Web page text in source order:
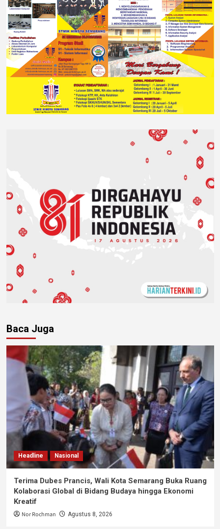
Baca Juga
Headline Nasional
Terima Dubes Prancis, Wali Kota Semarang Buka Ruang
Kolaborasi Global di Bidang Budaya hingga Ekonomi
Kreatif
Nor Rochman Agustus 8, 2026